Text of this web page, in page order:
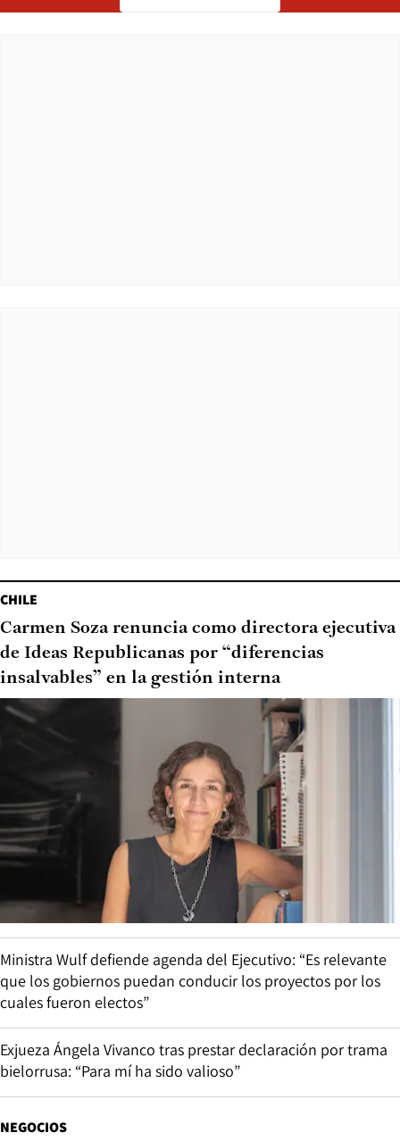
CHILE
Carmen Soza renuncia como directora ejecutiva
de Ideas Republicanas por “diferencias
insalvables” en la gestión interna
Ministra Wulf defiende agenda del Ejecutivo: “Es relevante
que los gobiernos puedan conducir los proyectos por los
cuales fueron electos”
Exjueza Ángela Vivanco tras prestar declaración por trama
bielorrusa: “Para mí ha sido valioso”
NEGOCIOS